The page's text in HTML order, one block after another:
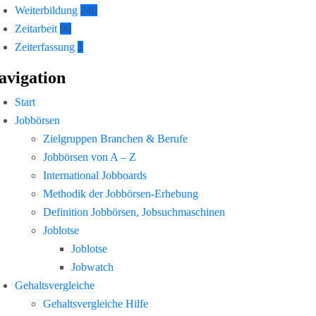
Weiterbildung 240
Zeitarbeit 90
Zeiterfassung 1
Start
Jobbörsen
Zielgruppen Branchen & Berufe
Jobbörsen von A – Z
International Jobboards
Methodik der Jobbörsen-Erhebung
Definition Jobbörsen, Jobsuchmaschinen
Joblotse
Joblotse
Jobwatch
Gehaltsvergleiche
Gehaltsvergleiche Hilfe